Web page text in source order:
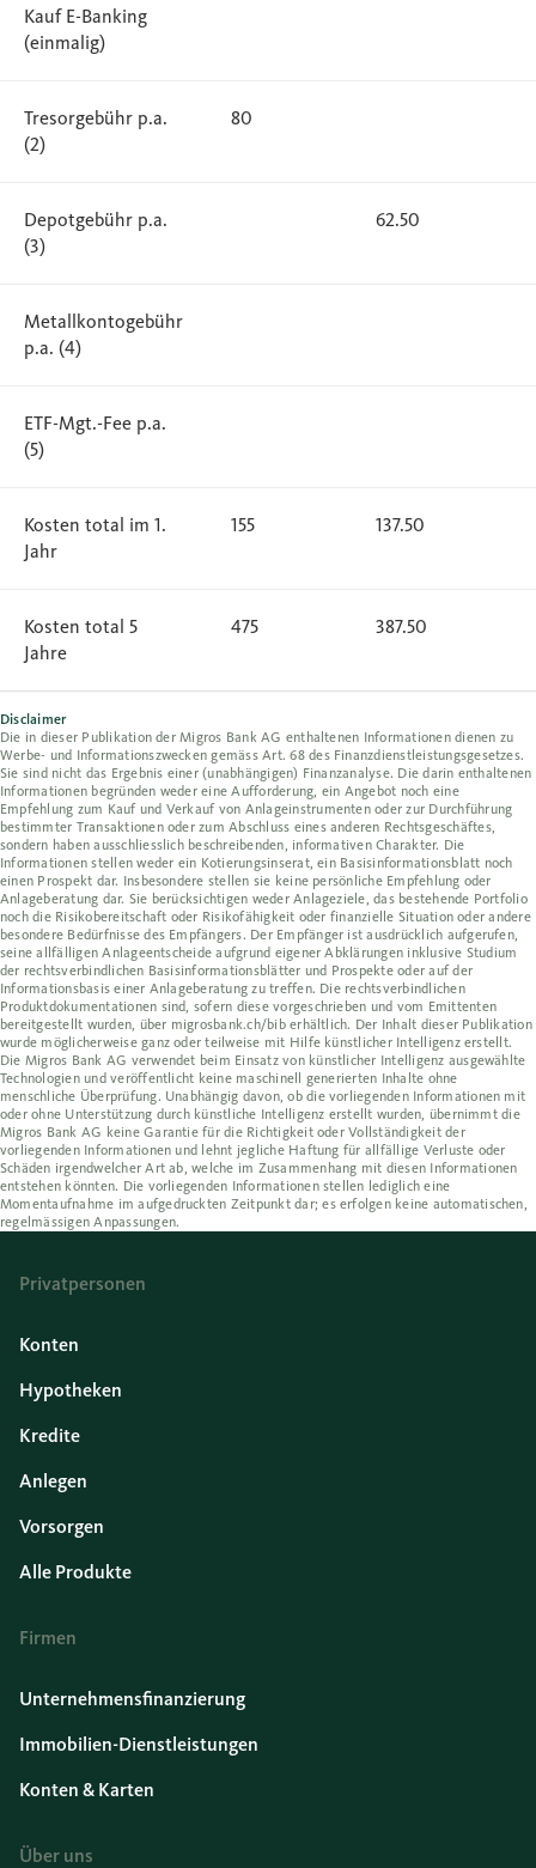
Kauf E-Banking
(einmalig)
Tresorgebühr p.a.
(2)
80
Depotgebühr p.a.
(3)
62.50
Metallkontogebühr
p.a. (4)
ETF-Mgt.-Fee p.a.
(5)
Kosten total im 1.
Jahr
155 137.50
Kosten total 5
Jahre
475 387.50
Disclaimer
Die in dieser Publikation der Migros Bank AG enthaltenen Informationen dienen zu
Werbe- und Informationszwecken gemäss Art. 68 des Finanzdienstleistungsgesetzes.
Sie sind nicht das Ergebnis einer (unabhängigen) Finanzanalyse. Die darin enthaltenen
Informationen begründen weder eine Aufforderung, ein Angebot noch eine
Empfehlung zum Kauf und Verkauf von Anlageinstrumenten oder zur Durchführung
bestimmter Transaktionen oder zum Abschluss eines anderen Rechtsgeschäftes,
sondern haben ausschliesslich beschreibenden, informativen Charakter. Die
Informationen stellen weder ein Kotierungsinserat, ein Basisinformationsblatt noch
einen Prospekt dar. Insbesondere stellen sie keine persönliche Empfehlung oder
Anlageberatung dar. Sie berücksichtigen weder Anlageziele, das bestehende Portfolio
noch die Risikobereitschaft oder Risikofähigkeit oder finanzielle Situation oder andere
besondere Bedürfnisse des Empfängers. Der Empfänger ist ausdrücklich aufgerufen,
seine allfälligen Anlageentscheide aufgrund eigener Abklärungen inklusive Studium
der rechtsverbindlichen Basisinformationsblätter und Prospekte oder auf der
Informationsbasis einer Anlageberatung zu treffen. Die rechtsverbindlichen
Produktdokumentationen sind, sofern diese vorgeschrieben und vom Emittenten
bereitgestellt wurden, über migrosbank.ch/bib erhältlich. Der Inhalt dieser Publikation
wurde möglicherweise ganz oder teilweise mit Hilfe künstlicher Intelligenz erstellt.
Die Migros Bank AG verwendet beim Einsatz von künstlicher Intelligenz ausgewählte
Technologien und veröffentlicht keine maschinell generierten Inhalte ohne
menschliche Überprüfung. Unabhängig davon, ob die vorliegenden Informationen mit
oder ohne Unterstützung durch künstliche Intelligenz erstellt wurden, übernimmt die
Migros Bank AG keine Garantie für die Richtigkeit oder Vollständigkeit der
vorliegenden Informationen und lehnt jegliche Haftung für allfällige Verluste oder
Schäden irgendwelcher Art ab, welche im Zusammenhang mit diesen Informationen
entstehen könnten. Die vorliegenden Informationen stellen lediglich eine
Momentaufnahme im aufgedruckten Zeitpunkt dar; es erfolgen keine automatischen,
regelmässigen Anpassungen.
Privatpersonen
Konten
Hypotheken
Kredite
Anlegen
Vorsorgen
Alle Produkte
Firmen
Unternehmensfinanzierung
Immobilien-Dienstleistungen
Konten & Karten
Über uns